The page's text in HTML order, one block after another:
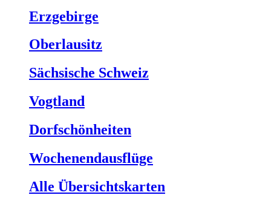
Erzgebirge
Oberlausitz
Sächsische Schweiz
Vogtland
Dorfschönheiten
Wochenendausflüge
Alle Übersichtskarten